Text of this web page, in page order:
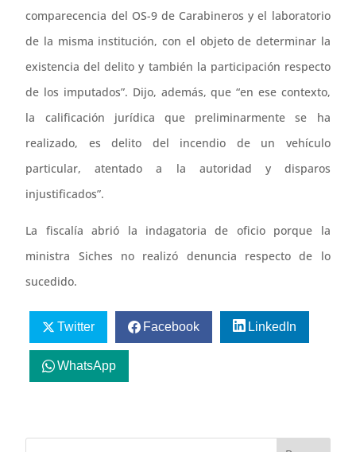
comparecencia del OS-9 de Carabineros y el laboratorio
de la misma institución, con el objeto de determinar la
existencia del delito y también la participación respecto
de los imputados”. Dijo, además, que “en ese contexto,
la calificación jurídica que preliminarmente se ha
realizado, es delito del incendio de un vehículo
particular, atentado a la autoridad y disparos
injustificados”.
La fiscalía abrió la indagatoria de oficio porque la
ministra Siches no realizó denuncia respecto de lo
sucedido.
Twitter Facebook LinkedIn
WhatsApp